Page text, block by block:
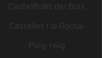
Castellfullit del Boix
Castellet i la Gornal
Puig-reig